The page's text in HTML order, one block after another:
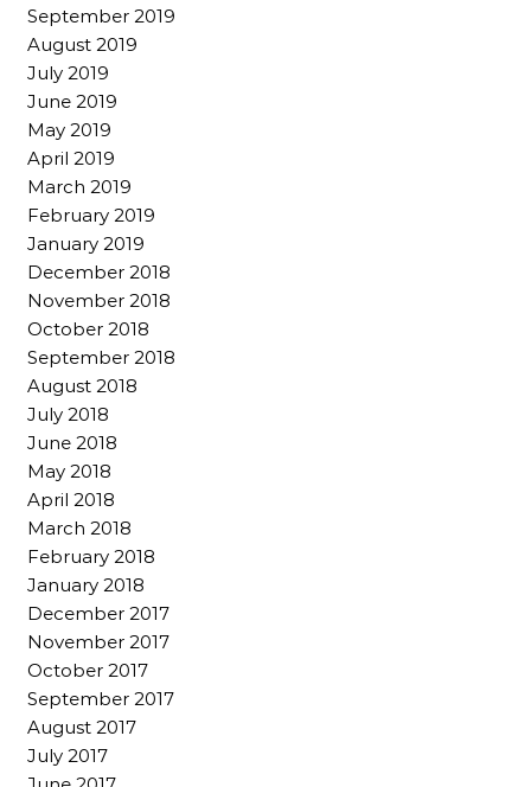
September 2019
August 2019
July 2019
June 2019
May 2019
April 2019
March 2019
February 2019
January 2019
December 2018
November 2018
October 2018
September 2018
August 2018
July 2018
June 2018
May 2018
April 2018
March 2018
February 2018
January 2018
December 2017
November 2017
October 2017
September 2017
August 2017
July 2017